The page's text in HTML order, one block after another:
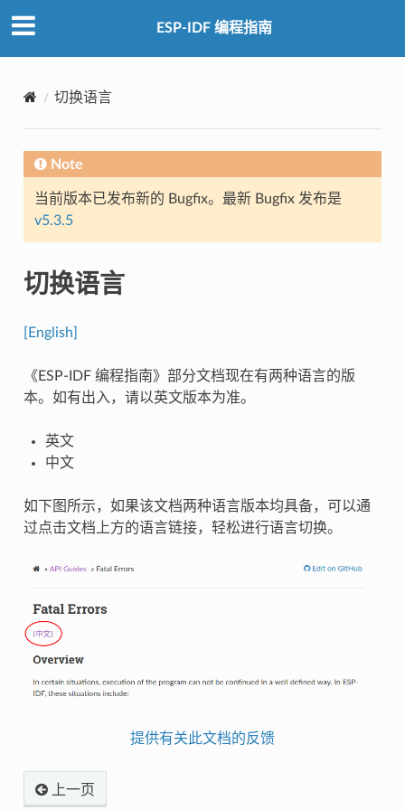
ESP-IDF 编程指南
切换语言
Note
当前版本已发布新的 Bugfix。最新 Bugfix 发布是
v5.3.5
切换语言
[English]
《ESP-IDF 编程指南》部分文档现在有两种语言的版
本。如有出入，请以英文版本为准。
英文
中文
如下图所示，如果该文档两种语言版本均具备，可以通
过点击文档上方的语言链接，轻松进行语言切换。
提供有关此文档的反馈
上一页